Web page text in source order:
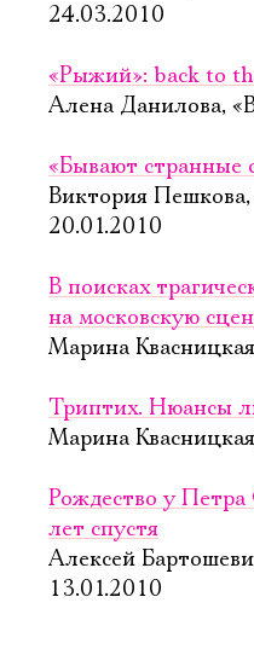
24.03.2010
«Рыжий»: back to
Алена Данилова,
«Бывают странные
Виктория Пешкова,
20.01.2010
В поисках
на московскую
Марина
Триптих. Нюансы
Марина
Рождество у
лет спустя
Алексей
13.01.2010